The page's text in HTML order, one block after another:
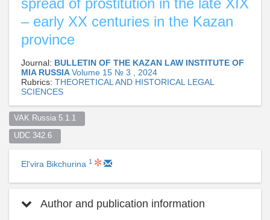
– early XX centuries in the Kazan
province
Journal: BULLETIN OF THE KAZAN LAW INSTITUTE OF
MIA RUSSIAVolume 15 № 3 , 2024
Rubrics: THEORETICAL AND HISTORICAL LEGAL
SCIENCES
VAK Russia 5.1.1
UDC 342.6
El'vira Bikchurina 1
Author and publication information